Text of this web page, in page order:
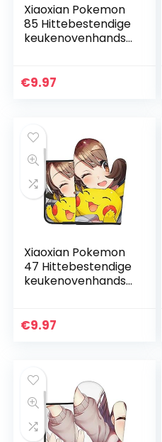
Xiaoxian Pokemon
85 Hittebestendige
keukenovenhandsc
n en
€9.97
Xiaoxian Pokemon
47 Hittebestendige
keukenovenhandsc
n en
€9.97